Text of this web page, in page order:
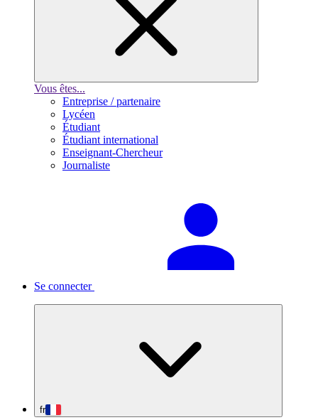
Vous êtes...
Entreprise / partenaire
Lycéen
Étudiant
Étudiant international
Enseignant-Chercheur
Journaliste
Se connecter
fr